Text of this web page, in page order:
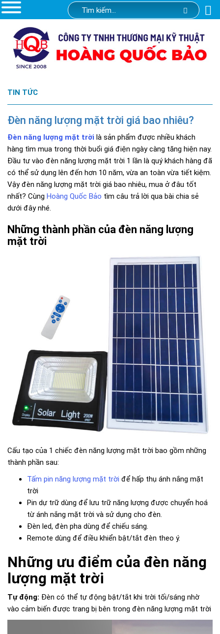
TIN TỨC
Đèn năng lượng mặt trời giá bao nhiêu?
Đèn năng lượng mặt trời là sản phẩm được nhiều khách
hàng tìm mua trong thời buổi giá điện ngày càng tăng hiện nay.
Đầu tư vào đèn năng lượng mặt trời 1 lần là quý khách hàng đã
có thể sử dụng lên đến hơn 10 năm, vừa an toàn vừa tiết kiệm.
Vậy đèn năng lượng mặt trời giá bao nhiêu, mua ở đâu tốt
nhất? Cùng Hoàng Quốc Bảo tìm câu trả lời qua bài chia sẻ
dưới đây nhé.
Những thành phần của đèn năng lượng
mặt trời
Cấu tạo của 1 chiếc đèn năng lượng mặt trời bao gồm những
thành phần sau:
Tấm pin năng lượng mặt trời để hấp thụ ánh nắng mặt
trời
Pin dự trữ dùng để lưu trữ năng lượng được chuyển hoá
từ ánh nắng mặt trời và sử dụng cho đèn.
Đèn led, đèn pha dùng để chiếu sáng.
Remote dùng để điều khiển bật/tắt đèn theo ý.
Những ưu điểm của đèn năng
lượng mặt trời
Tự động: Đèn có thể tự động bật/tắt khi trời tối/sáng nhờ
vào cảm biến được trang bị bên trong đèn năng lượng mặt trời